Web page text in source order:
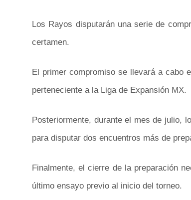
Los Rayos disputarán una serie de
certamen.
El primer compromiso se llevará a cabo
perteneciente a la Liga de Expansión MX.
Posteriormente, durante el mes de julio,
para disputar dos encuentros más de
Finalmente, el cierre de la preparación
último ensayo previo al inicio del torneo.